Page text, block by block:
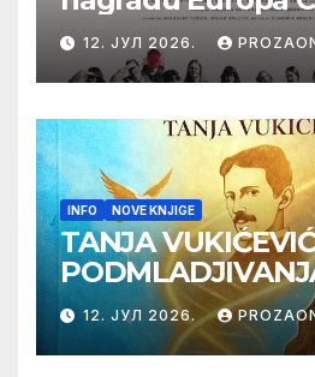
Label na
u Karlovim
12. ЈУЛ 2026.
INFO NOVE KNJIGE
TANJA
TELA SA TESLOM
12. ЈУЛ 2026.